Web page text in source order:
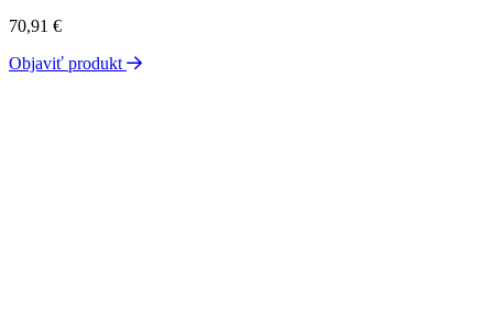
70,91 €
Objaviť produkt